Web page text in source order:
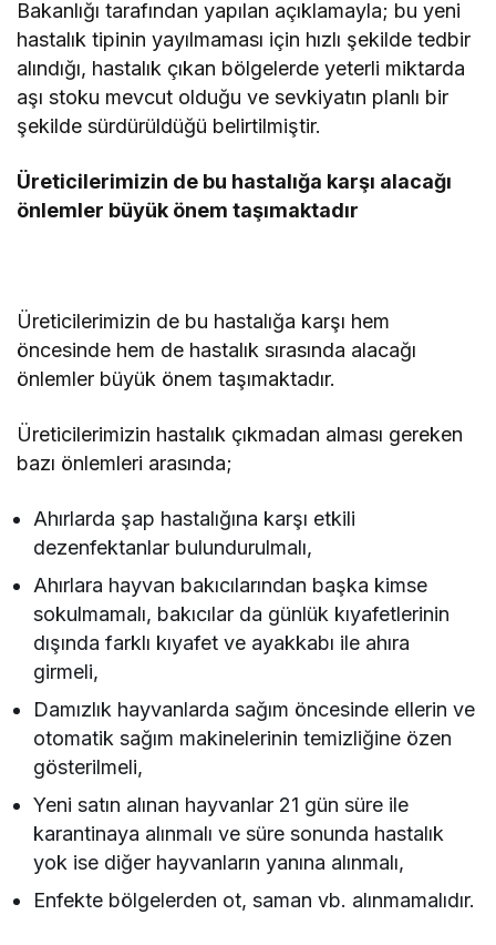
Bakanlığı tarafından yapılan açıklamayla; bu yeni
hastalık tipinin yayılmaması için hızlı şekilde tedbir
alındığı, hastalık çıkan bölgelerde yeterli miktarda
aşı stoku mevcut olduğu ve sevkiyatın planlı bir
şekilde sürdürüldüğü belirtilmiştir.
Üreticilerimizin de bu hastalığa karşı alacağı
önlemler büyük önem taşımaktadır
Üreticilerimizin de bu hastalığa karşı hem
öncesinde hem de hastalık sırasında alacağı
önlemler büyük önem taşımaktadır.
Üreticilerimizin hastalık çıkmadan alması gereken
bazı önlemleri arasında;
Ahırlarda şap hastalığına karşı etkili
dezenfektanlar bulundurulmalı,
Ahırlara hayvan bakıcılarından başka kimse
sokulmamalı, bakıcılar da günlük kıyafetlerinin
dışında farklı kıyafet ve ayakkabı ile ahıra
girmeli,
Damızlık hayvanlarda sağım öncesinde ellerin ve
otomatik sağım makinelerinin temizliğine özen
gösterilmeli,
Yeni satın alınan hayvanlar 21 gün süre ile
karantinaya alınmalı ve süre sonunda hastalık
yok ise diğer hayvanların yanına alınmalı,
Enfekte bölgelerden ot, saman vb. alınmamalıdır.